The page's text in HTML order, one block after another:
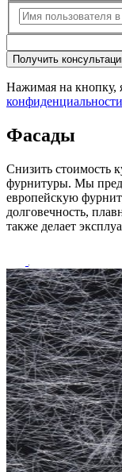
Получить
Нажимая на кнопку,
конфиденциальности
Фасады
Снизить стоимость
фурнитуры. Мы
европейскую
долговечность,
также делает